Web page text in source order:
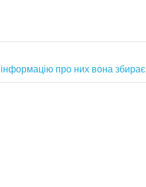
про них вона збирає